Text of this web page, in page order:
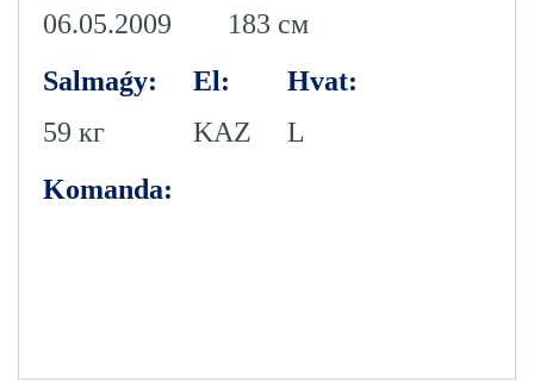
06.05.2009
183 см
Salmaǵy:
59 кг
El:
KAZ
Hvat:
L
Komanda: